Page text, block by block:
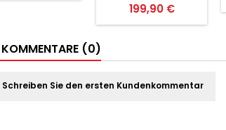
Preis
199,90 €
KOMMENTARE (0)
Schreiben Sie den ersten Kundenkommentar